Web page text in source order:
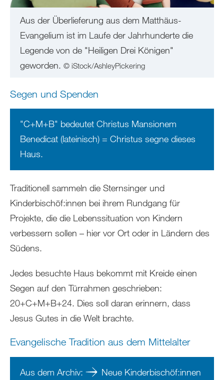
Aus der Überlieferung aus dem Matthäus-
Evangelium ist im Laufe der Jahrhunderte die
Legende von de "Heiligen Drei Königen"
geworden. © iStock/AshleyPickering
Segen und Spenden
"C+M+B" bedeutet Christus Mansionem
Benedicat (lateinisch) = Christus segne dieses
Haus.
Traditionell sammeln die Sternsinger und
Kinderbischöf:innen bei ihrem Rundgang für
Projekte, die die Lebenssituation von Kindern
verbessern sollen – hier vor Ort oder in Ländern des
Südens.
Jedes besuchte Haus bekommt mit Kreide einen
Segen auf den Türrahmen geschrieben:
20+C+M+B+24. Dies soll daran erinnern, dass
Jesus Gutes in die Welt brachte.
Evangelische Tradition aus dem Mittelalter
Aus dem Archiv:
Neue Kinderbischöf:innen